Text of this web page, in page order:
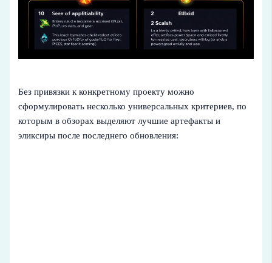
Без привязки к конкретному проекту можно
сформулировать несколько универсальных критериев, по
которым в обзорах выделяют лучшие артефакты и
эликсиры после последнего обновления: